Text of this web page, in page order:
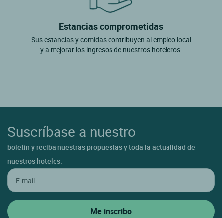
Estancias comprometidas
Sus estancias y comidas contribuyen al empleo local
y a mejorar los ingresos de nuestros hoteleros.
Suscríbase a nuestro
boletín y reciba nuestras propuestas y toda la actualidad de
nuestros hoteles.